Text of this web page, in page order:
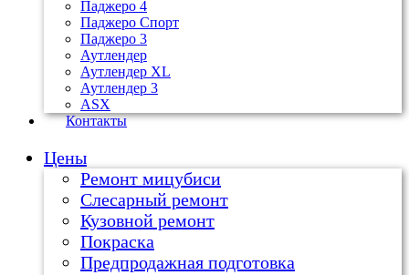
Паджеро 4
Паджеро Спорт
Паджеро 3
Аутлендер
Аутлендер ХL
Аутлендер 3
ASX
Контакты
Цены
Ремонт мицубиси
Слесарный ремонт
Кузовной ремонт
Покраска
Предпродажная подготовка